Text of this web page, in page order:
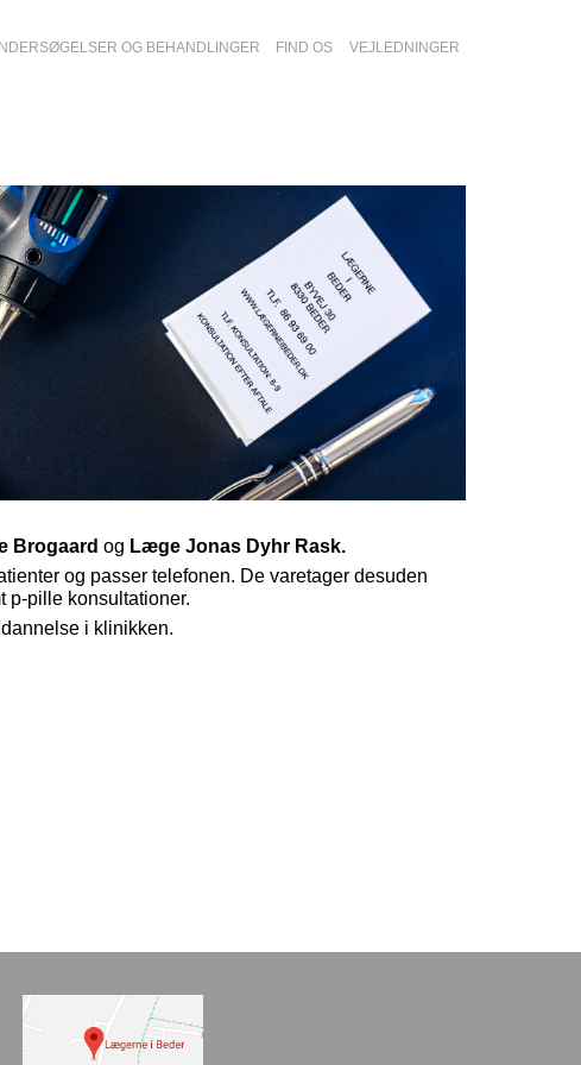
OG BEHANDLINGER FIND OS VEJLEDNINGER
Brogaard og Læge Jonas Dyhr Rask.
og passer telefonen. De varetager desuden
p-pille konsultationer.
i klinikken.